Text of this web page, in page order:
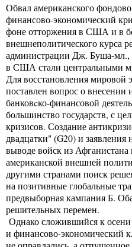
Обвал американского
финансово-экономический
фоне отторжения в США и в
внешнеполитического курса
администрации Дж. Буша-мл.,
в США стали центральными
Для восстановления мировой
поставлен вопрос о внесении
банковcко-финансовой
большинство государств, с
кризисов. Создание
двадцатки" (G20) и
выводе войск из
американской внешней
другими странами поиск
на позитивные глобальные
предвыборная кампания Б.
решительных перемен.
Однако сложившийся к
и финансово-экономический